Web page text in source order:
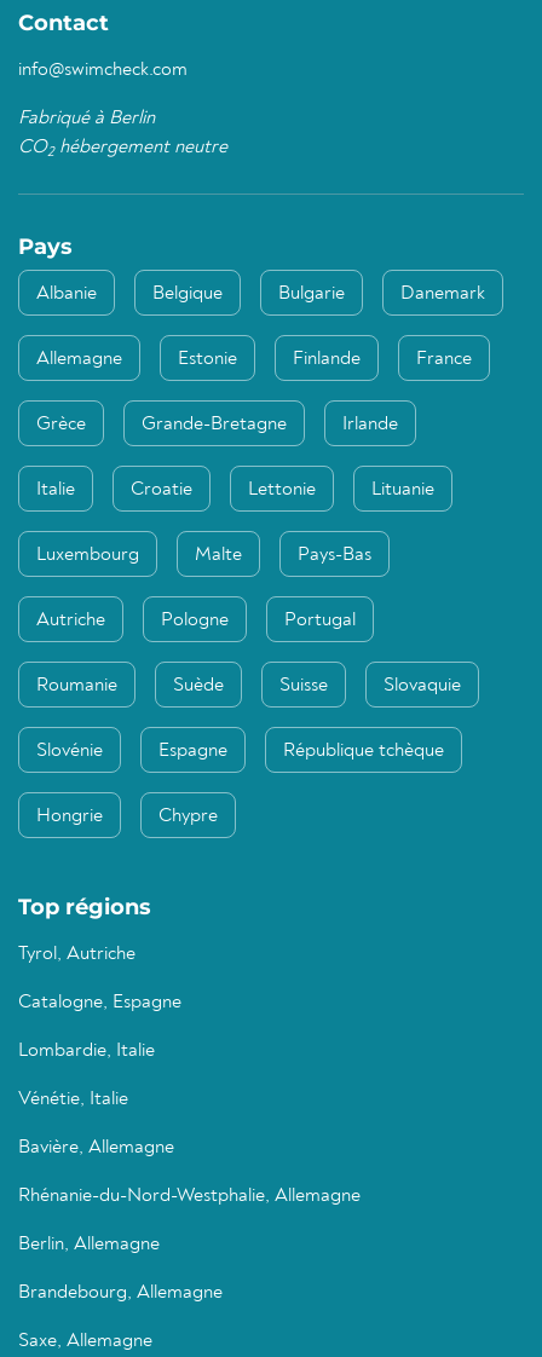
Contact
info@swimcheck.com
Fabriqué à Berlin
CO2hébergement neutre
Pays
Albanie Belgique Bulgarie Danemark
Allemagne Estonie Finlande France
Grèce Grande-Bretagne Irlande
Italie Croatie Lettonie Lituanie
Luxembourg Malte Pays-Bas
Autriche Pologne Portugal
Roumanie Suède Suisse Slovaquie
Slovénie Espagne République tchèque
Hongrie Chypre
Top régions
Tyrol, Autriche
Catalogne, Espagne
Lombardie, Italie
Vénétie, Italie
Bavière, Allemagne
Rhénanie-du-Nord-Westphalie, Allemagne
Berlin, Allemagne
Brandebourg, Allemagne
Saxe, Allemagne